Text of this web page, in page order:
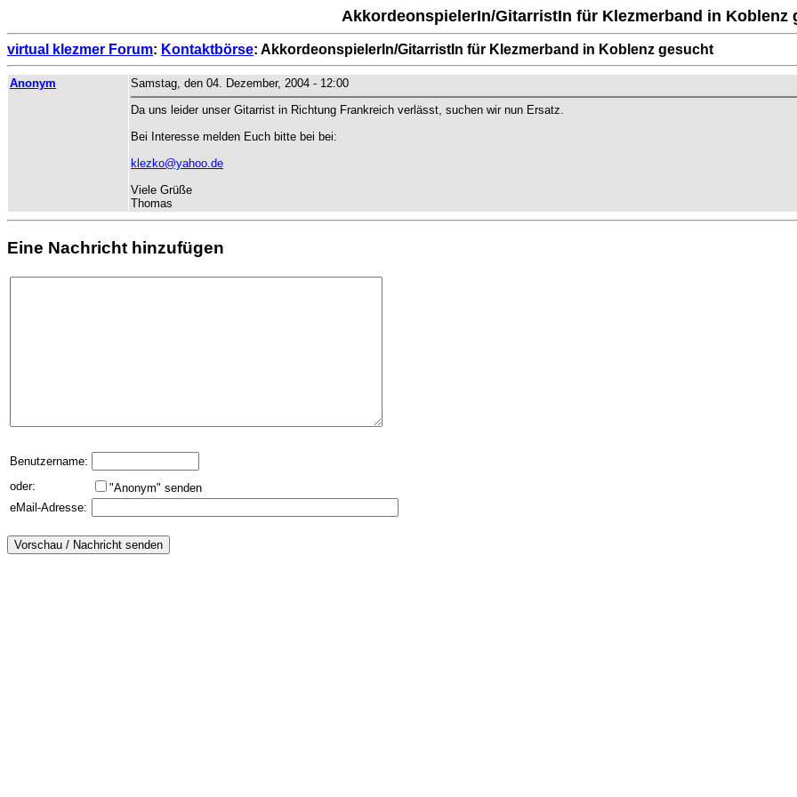
AkkordeonspielerIn/GitarristIn für Klezmerband in Koblenz
virtual klezmer Forum: Kontaktbörse: AkkordeonspielerIn/GitarristIn für Klezmerband in Koblenz gesucht
Anonym
Samstag, den 04. Dezember, 2004 - 12:00
Da uns leider unser Gitarrist in Richtung Frankreich verlässt, suchen wir nun Ersatz.
Bei Interesse melden Euch bitte bei bei:
klezko@yahoo.de
Viele Grüße
Thomas
Eine Nachricht hinzufügen
Benutzername:
oder:
"Anonym" senden
eMail-Adresse: